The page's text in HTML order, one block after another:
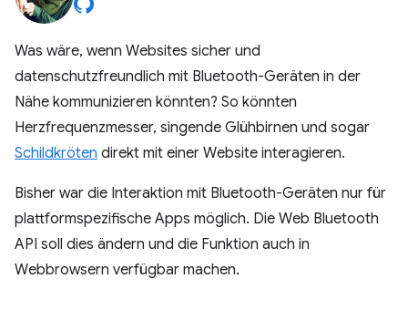
Was wäre, wenn Websites sicher und
datenschutzfreundlich mit Bluetooth-Geräten in der
Nähe kommunizieren könnten? So könnten
Herzfrequenzmesser, singende Glühbirnen und sogar
Schildkröten direkt mit einer Website interagieren.
Bisher war die Interaktion mit Bluetooth-Geräten nur für
plattformspezifische Apps möglich. Die Web Bluetooth
API soll dies ändern und die Funktion auch in
Webbrowsern verfügbar machen.